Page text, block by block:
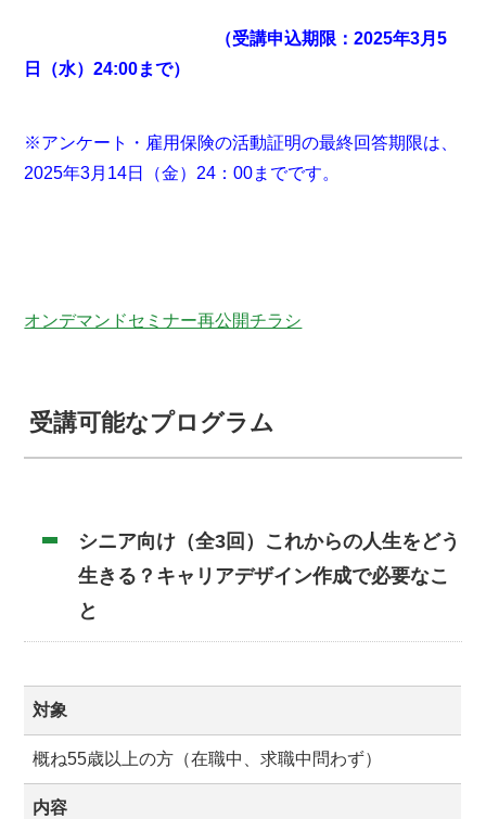
（受講申込期限：2025年3月5
日（水）24:00まで）
※アンケート・雇用保険の活動証明の最終回答期限は、
2025年3月14日（金）24：00までです。
オンデマンドセミナー再公開チラシ
受講可能なプログラム
シニア向け（全3回）これからの人生をどう
生きる？キャリアデザイン作成で必要なこ
と
対象
概ね55歳以上の方（在職中、求職中問わず）
内容